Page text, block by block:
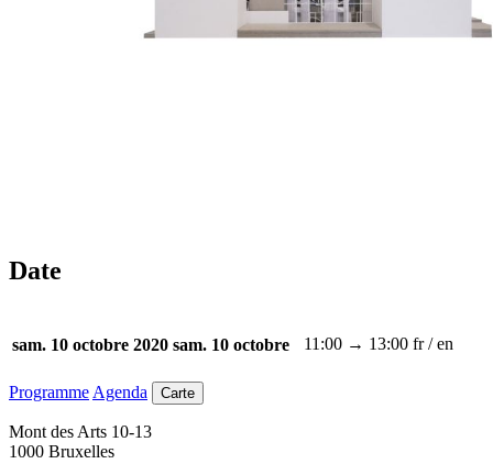
Date
sam. 10 octobre 2020 sam. 10 octobre 11:00 → 13:00 fr / en
Programme Agenda Carte
Mont des Arts 10-13
1000 Bruxelles